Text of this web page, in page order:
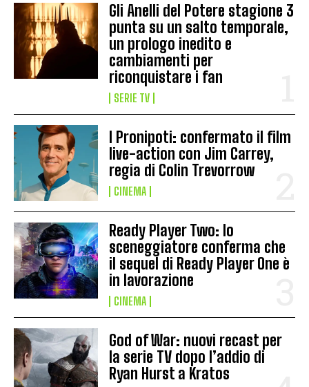
Gli Anelli del Potere stagione 3
punta su un salto temporale,
un prologo inedito e
cambiamenti per
riconquistare i fan
SERIE TV
I Pronipoti: confermato il film
live-action con Jim Carrey,
regia di Colin Trevorrow
CINEMA
Ready Player Two: lo
sceneggiatore conferma che
il sequel di Ready Player One è
in lavorazione
CINEMA
God of War: nuovi recast per
la serie TV dopo l’addio di
Ryan Hurst a Kratos